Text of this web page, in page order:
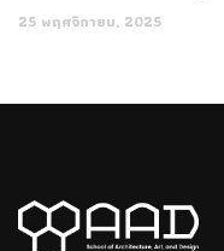
25 พฤศจิกายน, 2025